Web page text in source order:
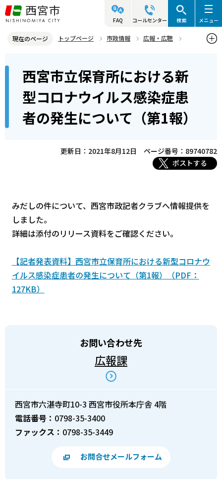
こ
の
ジ
す
FAQ コールセンター 検索 メニュー
現在のページ トップページ 市政情報
広報・広聴
西宮市立保育所における新型コロナウイルス感染症患者の発生につい
て（第1報）
ら
西宮市立保育所における新
型コロナウイルス感染症患
者の発生について（第1報）
更新日：2021年8月12日
ページ番号：89740782
ポストする
みだしの件について、西宮市政記者クラブへ情報提供を
しました。
詳細は添付のリリース資料をご確認ください。
【記者発表資料】西宮市立保育所における新型コロナウ
イルス感染症患者の発生について（第1報）（PDF：
127KB）
お問い合わせ先
広報課
西宮市六湛寺町10-3 西宮市役所本庁舎 4階
電話番号： 0798-35-3400
ファックス： 0798-35-3449
お問合せメールフォーム